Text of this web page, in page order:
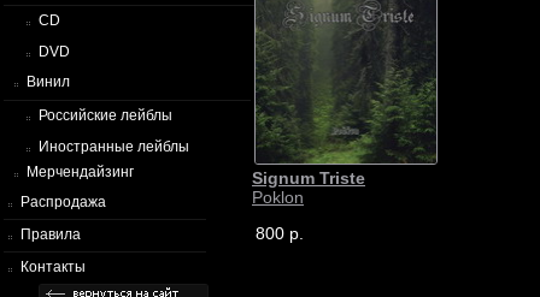
CD
DVD
Винил
Российские лейблы
Иностранные лейблы
Мерчендайзинг
Распродажа
Правила
Контакты
Signum Triste
Poklon
800 р.